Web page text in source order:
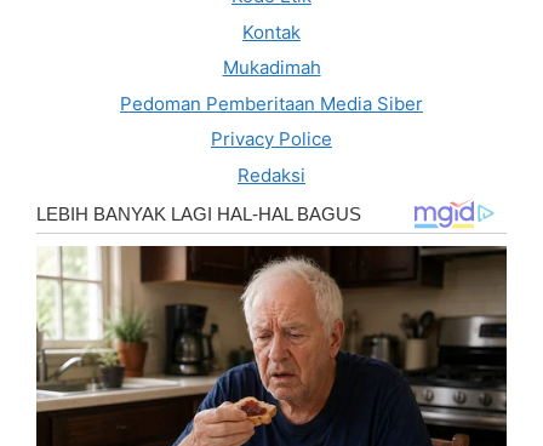
Kontak
Mukadimah
Pedoman Pemberitaan Media Siber
Privacy Police
Redaksi